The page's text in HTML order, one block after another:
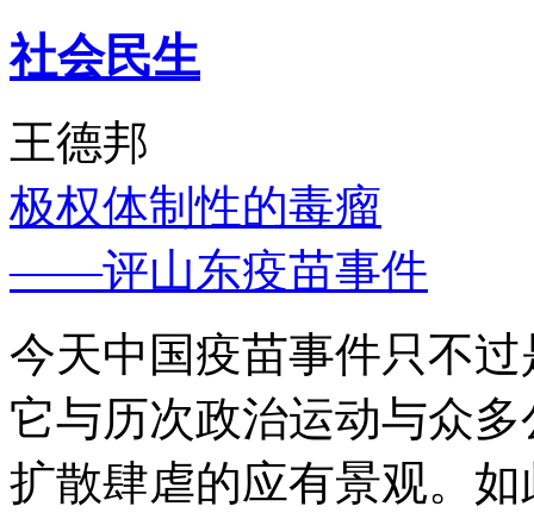
社会民生
王德邦
极权体制性的毒瘤
——评山东疫苗事件
今天中国疫苗事件只不
它与历次政治运动与众
扩散肆虐的应有景观。